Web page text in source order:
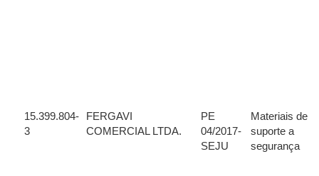
15.399.804-
3
FERGAVI
COMERCIAL LTDA.
PE
04/2017-
SEJU
Materiais de
suporte a
segurança